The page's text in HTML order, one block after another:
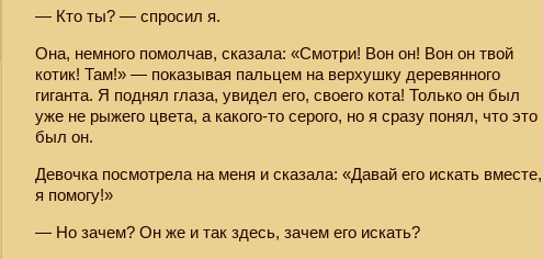
— Кто ты? — спросил я.
Она, немного помолчав, сказала: «Смотри! Вон он! Вон он твой
котик! Там!» — показывая пальцем на верхушку деревянного
гиганта. Я поднял глаза, увидел его, своего кота! Только он был
уже не рыжего цвета, а какого-то серого, но я сразу понял, что это
был он.
Девочка посмотрела на меня и сказала: «Давай его искать вместе,
я помогу!»
— Но зачем? Он же и так здесь, зачем его искать?